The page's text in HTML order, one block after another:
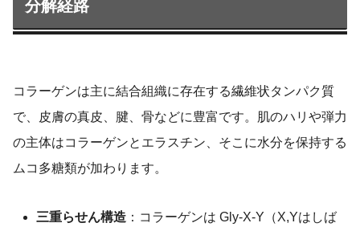
分解経路
コラーゲンは主に結合組織に存在する繊維状タンパク質
で、皮膚の真皮、腱、骨などに豊富です。肌のハリや弾力
の主体はコラーゲンとエラスチン、そこに水分を保持する
ムコ多糖類が加わります。
三重らせん構造 ：コラーゲンは Gly-X-Y（X,Yはしば